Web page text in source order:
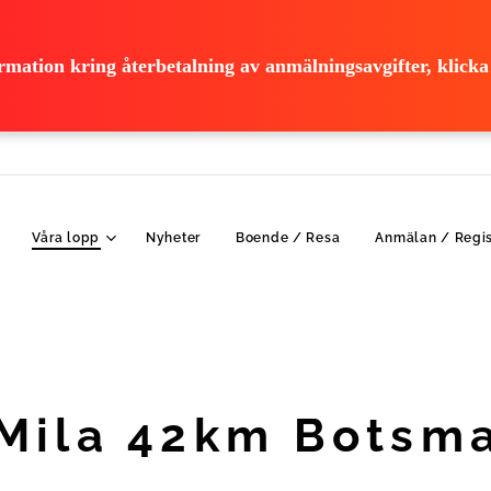
kring återbetalning av anmälningsavgifter,
Våra lopp Nyheter Boende / Resa Anmälan /
42km